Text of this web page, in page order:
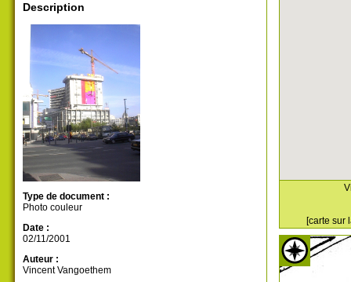
Description
Type de document :
Photo couleur
Date :
02/11/2001
Auteur :
Vincent Vangoethem
[carte sur